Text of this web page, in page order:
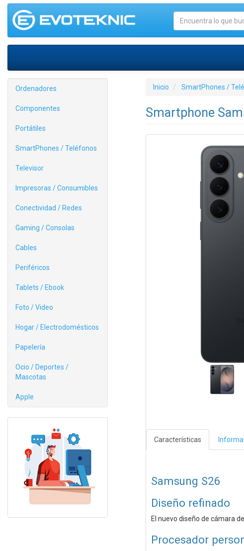
Ordenadores
Componentes
Portátiles
SmartPhones / Teléfonos
Televisor
Impresoras / Consumibles
Conectividad / Redes
Gaming / Consolas
Cables
Periféricos
Tablets / Ebook
Foto / Video
Hogar / Electrodomésticos
Papelería
Ocio / Deportes /
Mascotas
Apple
Inicio SmartPhones /
Smartphone
Características
Samsung S26
Diseño refinado
El nuevo diseño de cámara
Procesador